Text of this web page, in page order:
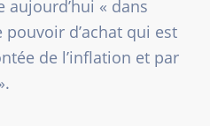
aujourd’hui « dans
d’achat qui est
de l’inflation et par